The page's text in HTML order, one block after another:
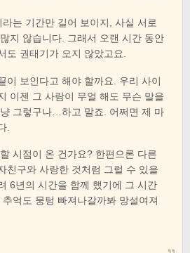
는 기간만 길어 보이지, 사실 서로
지 않습니다. 그래서 오랜 시간 동안
도 권태기가 오지 않았고요.
이 보인다고 해야 할까요. 우리 사이
이젠 그 사람이 무얼 해도 무슨 말을
그렇구나…하고 말죠. 어쩌면 제 마
.
시점이 온 건가요? 한편으론 다른
친구와 사랑한 것처럼 그럴 수 있을
6년의 시간을 함께 했기에 그 시간
억도 뭉텅 빠져나갈까봐 망설여져